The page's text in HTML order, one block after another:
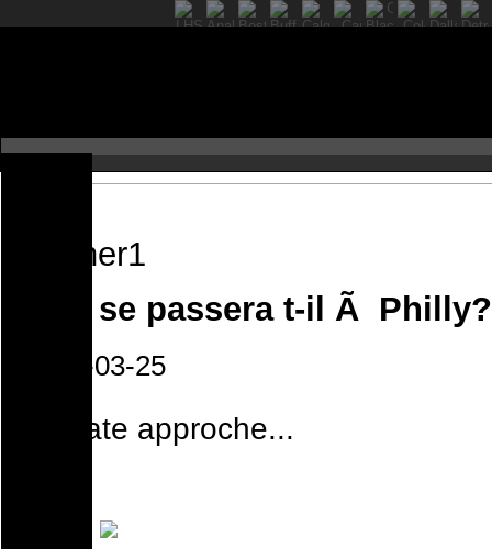
Que se passera t-il Ã Philly?
2022-03-25
La date approche...